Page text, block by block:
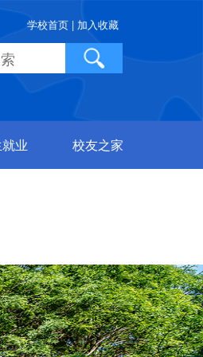
学校首页 | 加入收藏
业 校友之家